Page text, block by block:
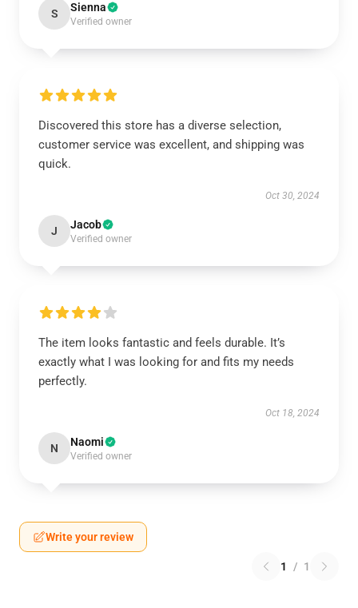
S Sienna
Verified owner
Discovered this store has a diverse selection,
customer service was excellent, and shipping was
quick.
Oct 30, 2024
J Jacob
Verified owner
The item looks fantastic and feels durable. It’s
exactly what I was looking for and fits my needs
perfectly.
Oct 18, 2024
N Naomi
Verified owner
Write your review
1 / 1